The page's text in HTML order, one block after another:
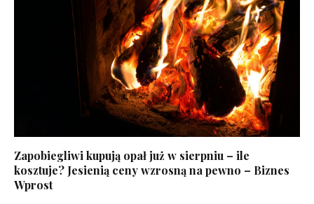
Zapobiegliwi kupują opał już w sierpniu – ile
kosztuje? Jesienią ceny wzrosną na pewno – Biznes
Wprost